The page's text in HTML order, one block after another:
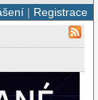
| Registrace